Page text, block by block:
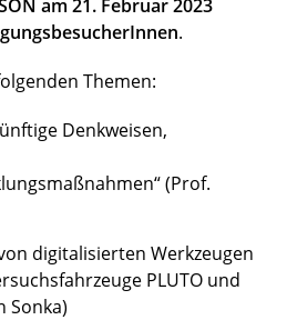
am 21. Februar 2023
.
Themen:
Denkweisen,
(Prof.
digitalisierten Werkzeugen
PLUTO und
Sonka)